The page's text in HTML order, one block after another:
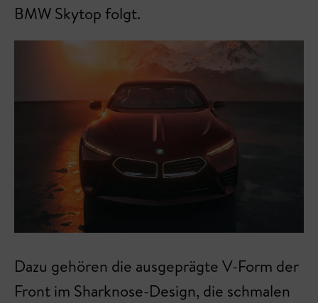
BMW Skytop folgt.
Dazu gehören die ausgeprägte V-Form der
Front im Sharknose-Design, die schmalen